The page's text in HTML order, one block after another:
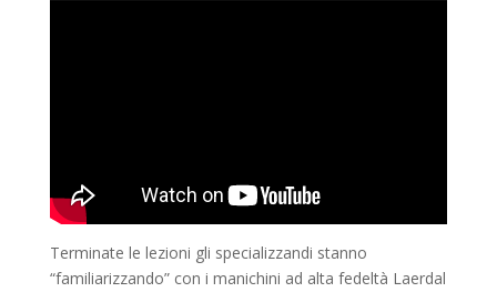
Terminate le lezioni gli specializzandi stanno
“familiarizzando” con i manichini ad alta fedeltà Laerdal